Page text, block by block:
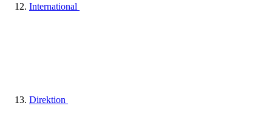
International
Direktion